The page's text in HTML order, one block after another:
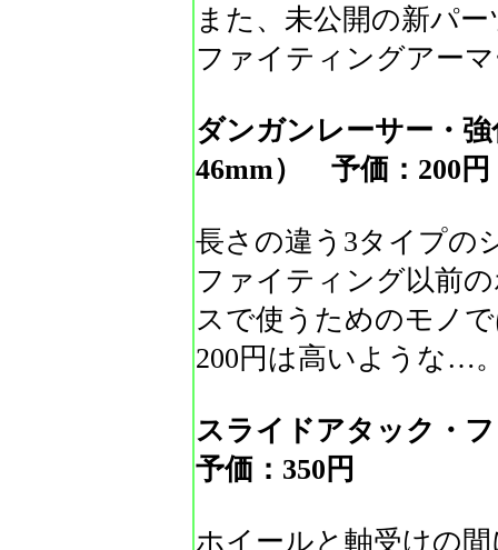
また、未公開の新パ
ファイティングアー
ダンガンレーサー・
46mm） 予価：200円
長さの違う3タイプの
ファイティング以前
スで使うためのモノ
200円は高いような…
スライドアタック・
予価：350円
ホイールと軸受けの